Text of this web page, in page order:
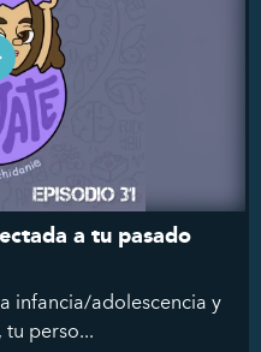
a tu pasado
infancia/adolescencia y
tu perso...